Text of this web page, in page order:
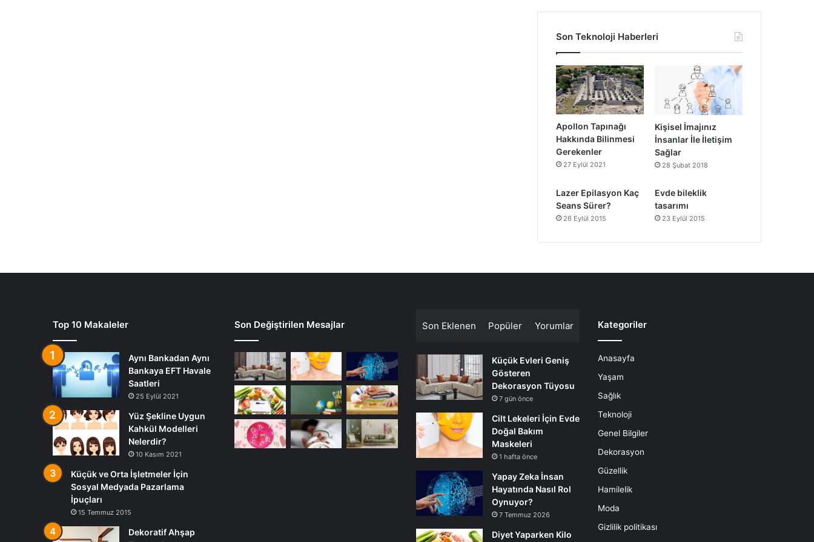
Son Teknoloji Haberleri
Apollon Tapınağı
Hakkında Bilinmesi
Gerekenler
27 Eylül 2021
Kişisel İmajınız
İnsanlar İle İletişim
Sağlar
28 Şubat 2018
Lazer Epilasyon Kaç
Seans Sürer?
26 Eylül 2015
Evde bileklik
tasarımı
23 Eylül 2015
Top 10 Makaleler
Aynı Bankadan Aynı
Bankaya EFT Havale
Saatleri
25 Eylül 2021
Yüz Şekline Uygun
Kahkül Modelleri
Nelerdir?
10 Kasım 2021
Küçük ve Orta İşletmeler İçin
Sosyal Medyada Pazarlama
İpuçları
15 Temmuz 2015
Dekoratif Ahşap
Son Değiştirilen Mesajlar Son Eklenen Popüler Yorumlar
Küçük Evleri Geniş
Gösteren
Dekorasyon Tüyosu
7 gün önce
Cilt Lekeleri İçin Evde
Doğal Bakım
Maskeleri
1 hafta önce
Yapay Zeka İnsan
Hayatında Nasıl Rol
Oynuyor?
7 Temmuz 2026
Diyet Yaparken Kilo
Kategoriler
Anasayfa
Yaşam
Sağlık
Teknoloji
Genel Bilgiler
Dekorasyon
Güzellik
Hamilelik
Moda
Gizlilik politikası